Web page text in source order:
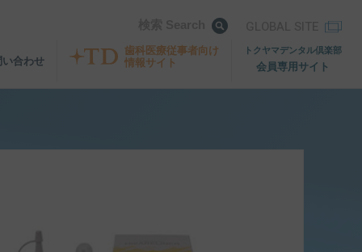
合わせ
歯科医療従事者向け
情報サイト
トクヤマデンタル倶楽部
会員専用サイト